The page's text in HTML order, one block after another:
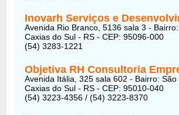
Inovarh Serviços e
Avenida Rio Branco, 5136 sala 3 -
Caxias do Sul - RS - CEP: 95096-000
(54) 3283-1221
Objetiva RH Consultoria
Avenida Itália, 325 sala 602 - Bairro: São
Caxias do Sul - RS - CEP: 95010-040
(54) 3223-4356 / (54) 3223-8370